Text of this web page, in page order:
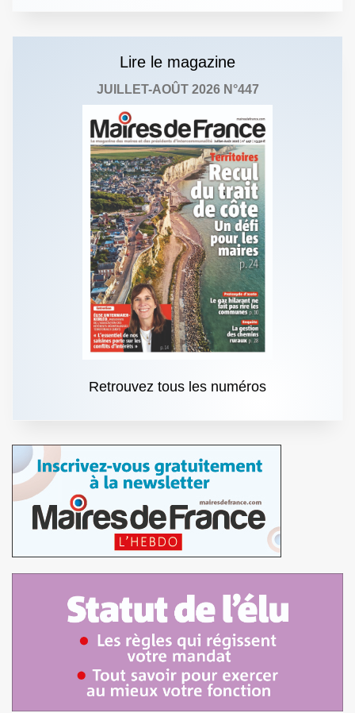
Lire le magazine
JUILLET-AOÛT 2026 N°447
Retrouvez tous les numéros